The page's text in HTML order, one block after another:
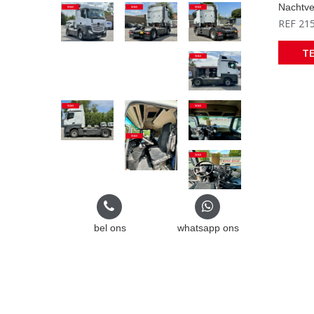
bel ons whatsapp ons
REF